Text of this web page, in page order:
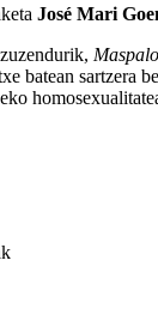
José Mari
batean sartzera